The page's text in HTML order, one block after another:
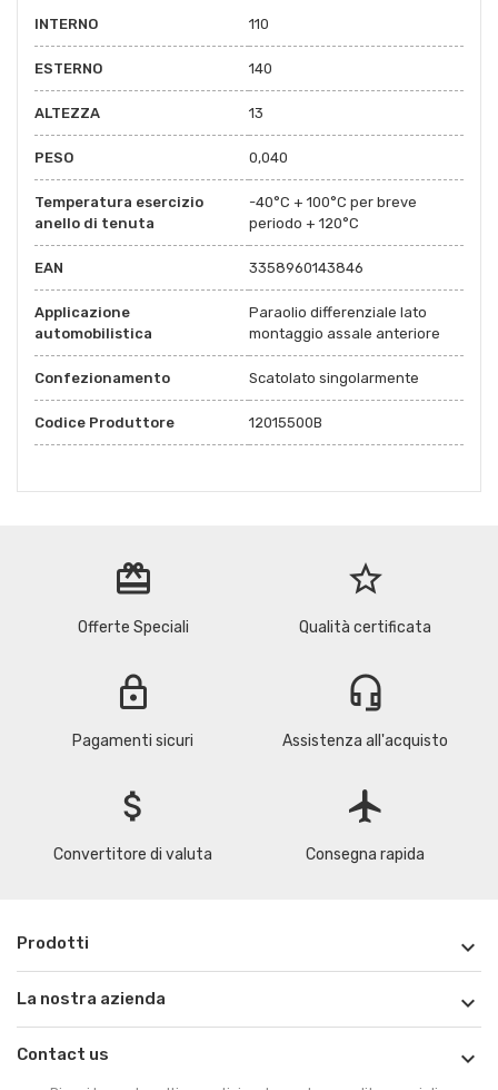
INTERNO 110
ESTERNO 140
ALTEZZA 13
PESO 0,040
Temperatura esercizio
anello di tenuta
-40°C + 100°C per breve
periodo + 120°C
EAN 3358960143846
Applicazione
automobilistica
Paraolio differenziale lato
montaggio assale anteriore
Confezionamento Scatolato singolarmente
Codice Produttore 12015500B
redeem
Offerte Speciali
star_border
Qualità certificata
lock
Pagamenti sicuri
headset_mic
Assistenza all'acquisto
attach_money
Convertitore di valuta
flight
Consegna rapida
Prodotti 
La nostra azienda 
Contact us 